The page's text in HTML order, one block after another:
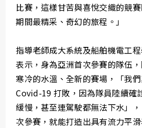
比賽，這樣甘苦與喜悅交織的競
期間最精采、奇幻的旅程。」
指導老師成大系統及船舶機電工
表示，身為亞洲首次參賽的隊伍
寒冷的水溫、全新的賽場，「我
Covid-19 打敗，因為隊員陸續確
緩慢，甚至連駕駛都無法下水」
次參賽，就能打造出具有流力平